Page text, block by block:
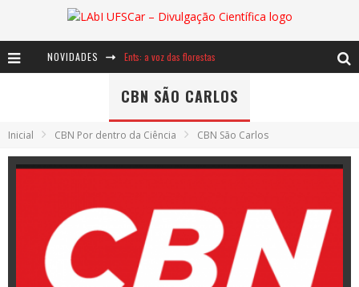
NOVIDADES Ents: a voz das florestas
Notáveis: Bertha Lutz
CBN SÃO CARLOS
Inicial CBN Por dentro da Ciência CBN São Carlos